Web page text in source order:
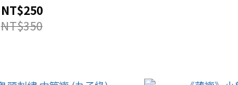
NT$250
NT$350